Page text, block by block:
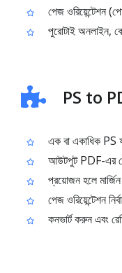
পেজ ওরিয়েন্টেশন
পুরোটাই অনলাইন,
PS to
এক বা একাধিক
আউটপুট PDF-এর
প্রয়োজন হলে
পেজ ওরিয়েন্টেশন
কনভার্ট করুন এবং